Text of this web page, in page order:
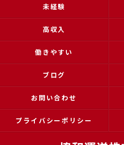
未経験
高収入
働きやすい
ブログ
お問い合わせ
プライバシーポリシー